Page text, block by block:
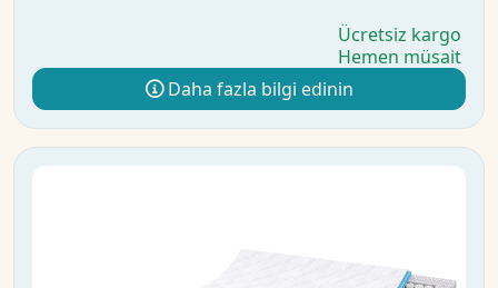
Ücretsiz kargo
Hemen müsait
Daha fazla bilgi edinin